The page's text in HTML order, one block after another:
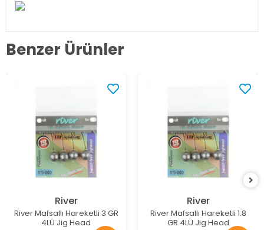
Benzer Ürünler
River
River Mafsallı Hareketli 3 GR
4LÜ Jig Head
River
River Mafsallı Hareketli 1.8
GR 4LÜ Jig Head